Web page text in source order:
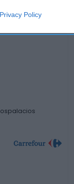
Privacy Policy